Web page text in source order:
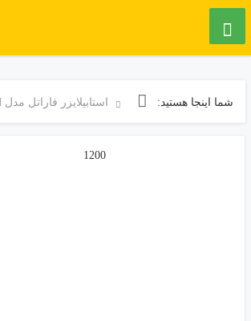
شما اینجا هستید: استابیلایزر فاراتل مدل STB12000M